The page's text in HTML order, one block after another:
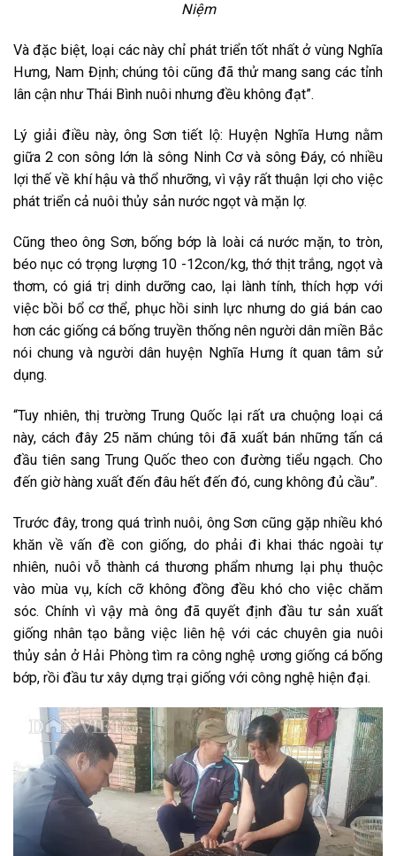
Niệm
Và đặc biệt, loại các này chỉ phát triển tốt nhất ở vùng Nghĩa
Hưng, Nam Định; chúng tôi cũng đã thử mang sang các tỉnh
lân cận như Thái Bình nuôi nhưng đều không đạt”.
Lý giải điều này, ông Sơn tiết lộ: Huyện Nghĩa Hưng nằm
giữa 2 con sông lớn là sông Ninh Cơ và sông Đáy, có nhiều
lợi thế về khí hậu và thổ nhưỡng, vì vậy rất thuận lợi cho việc
phát triển cả nuôi thủy sản nước ngọt và mặn lợ.
Cũng theo ông Sơn, bống bớp là loài cá nước mặn, to tròn,
béo nục có trọng lượng 10 -12con/kg, thớ thịt trắng, ngọt và
thơm, có giá trị dinh dưỡng cao, lại lành tính, thích hợp với
việc bồi bổ cơ thể, phục hồi sinh lực nhưng do giá bán cao
hơn các giống cá bống truyền thống nên người dân miền Bắc
nói chung và người dân huyện Nghĩa Hưng ít quan tâm sử
dụng.
“Tuy nhiên, thị trường Trung Quốc lại rất ưa chuộng loại cá
này, cách đây 25 năm chúng tôi đã xuất bán những tấn cá
đầu tiên sang Trung Quốc theo con đường tiểu ngạch. Cho
đến giờ hàng xuất đến đâu hết đến đó, cung không đủ cầu”.
Trước đây, trong quá trình nuôi, ông Sơn cũng gặp nhiều khó
khăn về vấn đề con giống, do phải đi khai thác ngoài tự
nhiên, nuôi vỗ thành cá thương phẩm nhưng lại phụ thuộc
vào mùa vụ, kích cỡ không đồng đều khó cho việc chăm
sóc. Chính vì vậy mà ông đã quyết định đầu tư sản xuất
giống nhân tạo bằng việc liên hệ với các chuyên gia nuôi
thủy sản ở Hải Phòng tìm ra công nghệ ương giống cá bống
bớp, rồi đầu tư xây dựng trại giống với công nghệ hiện đại.